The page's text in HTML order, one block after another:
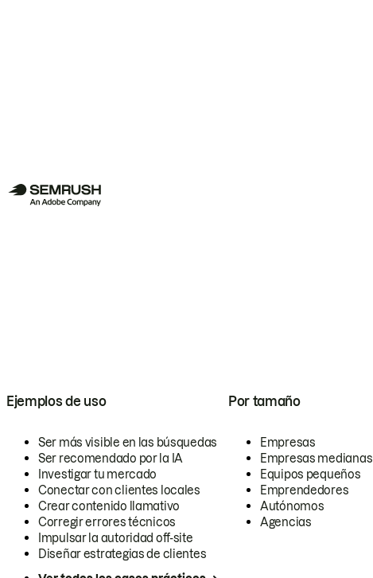
Ejemplos de uso
Ser más visible en las búsquedas
Ser recomendado por la IA
Investigar tu mercado
Conectar con clientes locales
Crear contenido llamativo
Corregir errores técnicos
Impulsar la autoridad off-site
Diseñar estrategias de clientes
Por tamaño
Empresas
Empresas medianas
Equipos pequeños
Emprendedores
Autónomos
Agencias